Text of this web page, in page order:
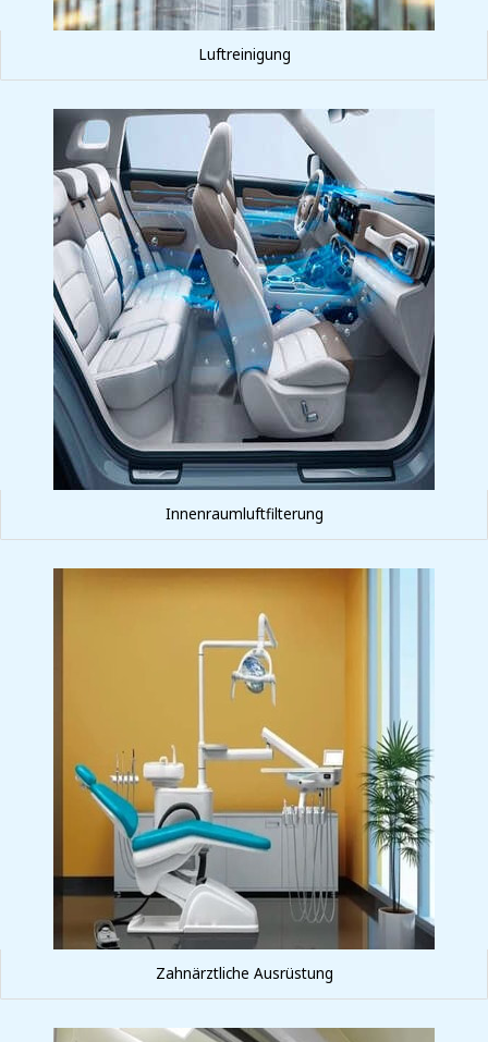
Luftreinigung
Innenraumluftfilterung
Zahnärztliche Ausrüstung